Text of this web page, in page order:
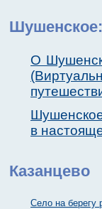
Шушенское:
О
в
Казанцево
Село на берегу